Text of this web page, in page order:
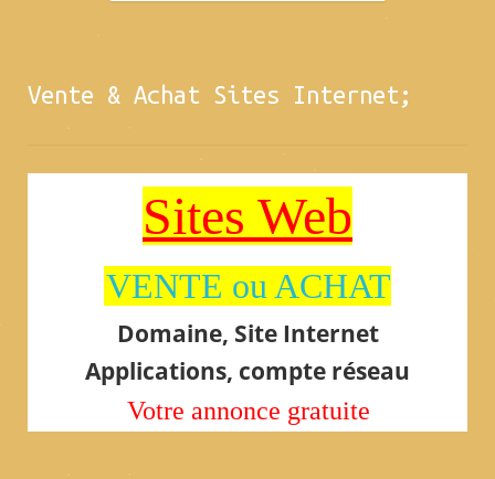
Vente & Achat Sites Internet;
Sites Web
VENTE ou ACHAT
Domaine, Site Internet
Applications, compte réseau
Votre annonce gratuite